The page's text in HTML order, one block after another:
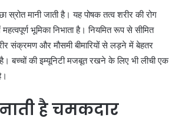
स्रोत मानी जाती है। यह पोषक तत्व शरीर की रोग
महत्वपूर्ण भूमिका निभाता है। नियमित रूप से सीमित
संक्रमण और मौसमी बीमारियों से लड़ने में बेहतर
बच्चों की इम्यूनिटी मजबूत रखने के लिए भी लीची एक
है चमकदार